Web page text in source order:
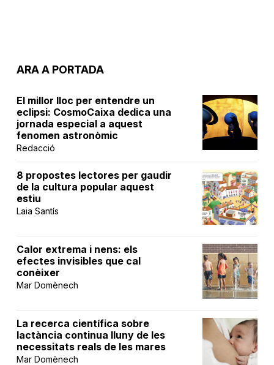
ARA A PORTADA
El millor lloc per entendre un
eclipsi: CosmoCaixa dedica una
jornada especial a aquest
fenomen astronòmic
Redacció
8 propostes lectores per gaudir
de la cultura popular aquest
estiu
Laia Santís
Calor extrema i nens: els
efectes invisibles que cal
conèixer
Mar Domènech
La recerca científica sobre
lactància continua lluny de les
necessitats reals de les mares
Mar Domènech